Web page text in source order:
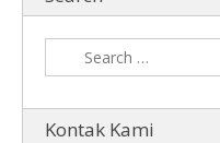
Kontak Kami